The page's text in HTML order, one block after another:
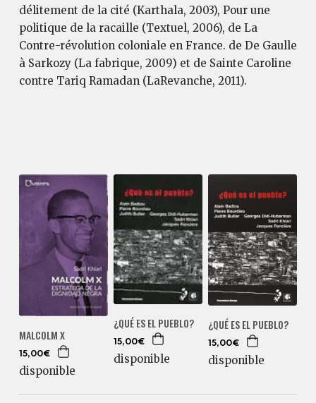
délitement de la cité (Karthala, 2003), Pour une
politique de la racaille (Textuel, 2006), de La
Contre-révolution coloniale en France. de De Gaulle
à Sarkozy (La fabrique, 2009) et de Sainte Caroline
contre Tariq Ramadan (LaRevanche, 2011).
MALCOLM X
15,00€
disponible
¿QUÉ ES EL PUEBLO?
15,00€
disponible
¿QUÉ ES EL PUEBLO?
15,00€
disponible